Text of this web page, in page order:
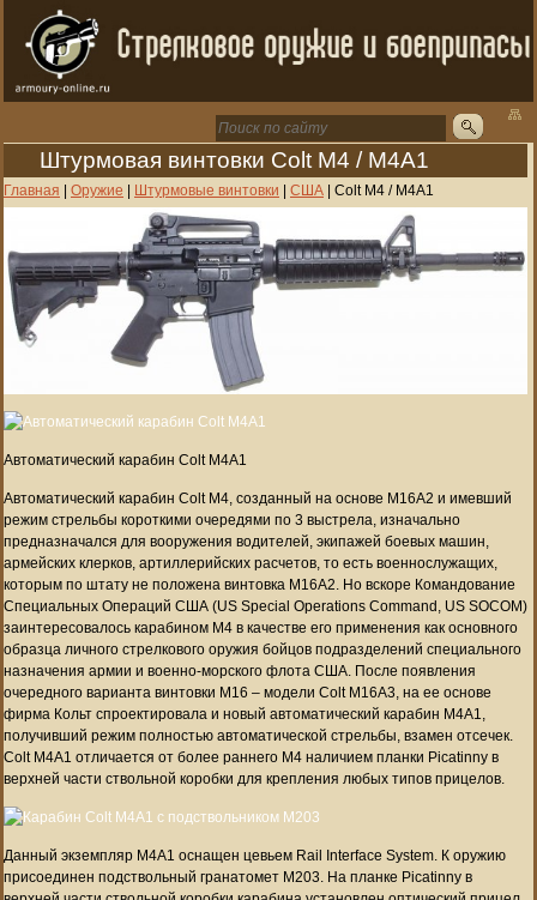
Штурмовая винтовки Colt M4 / M4A1
Главная | Оружие | Штурмовые винтовки | США | Colt M4 / M4A1
Автоматический карабин Colt M4A1
Автоматический карабин Colt M4, созданный на основе M16A2 и имевший
режим стрельбы короткими очередями по 3 выстрела, изначально
предназначался для вооружения водителей, экипажей боевых машин,
армейских клерков, артиллерийских расчетов, то есть военнослужащих,
которым по штату не положена винтовка M16A2. Но вскоре Командование
Специальных Операций США (US Special Operations Command, US SOCOM)
заинтересовалось карабином M4 в качестве его применения как основного
образца личного стрелкового оружия бойцов подразделений специального
назначения армии и военно-морского флота США. После появления
очередного варианта винтовки M16 – модели Colt M16A3, на ее основе
фирма Кольт спроектировала и новый автоматический карабин M4A1,
получивший режим полностью автоматической стрельбы, взамен отсечек.
Colt M4A1 отличается от более раннего M4 наличием планки Picatinny в
верхней части ствольной коробки для крепления любых типов прицелов.
Данный экземпляр M4A1 оснащен цевьем Rail Interface System. К оружию
присоединен подствольный гранатомет M203. На планке Picatinny в